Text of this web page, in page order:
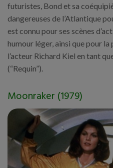
futuristes, Bond et sa
dangereuses de l’Atlantique
est connu pour ses scènes
humour léger, ainsi que pour
l’acteur Richard Kiel en tant
(“Requin”).
Moonraker (1979)